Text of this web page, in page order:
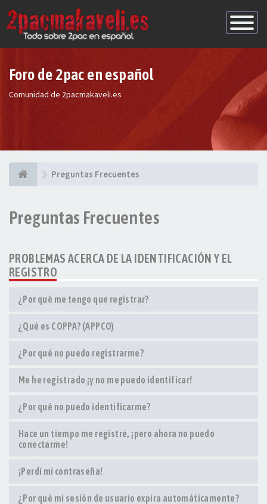
de
Foro de 2pac en español
Comunidad de 2pacmakaveli.es
Preguntas Frecuentes
Preguntas Frecuentes
PROBLEMAS ACERCA DE LA IDENTIFICACIÓN Y EL
REGISTRO
¿Por qué me tengo que registrar?
¿Qué es COPPA? (APPCO)
¿Por qué no puedo registrarme?
Me he registrado ¡y no me puedo identificar!
¿Por qué no puedo identificarme?
Hace un tiempo me registré, ¡pero ahora no puedo
conectarme!
¡Perdí mi contraseña!
¿Por qué mi sesión de usuario expira automáticamente?